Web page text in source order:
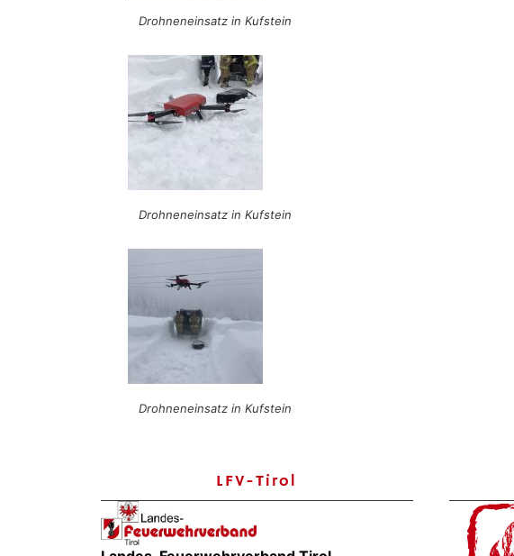
Drohneneinsatz in Kufstein
Drohneneinsatz in Kufstein
Drohneneinsatz in Kufstein
LFV-Tirol